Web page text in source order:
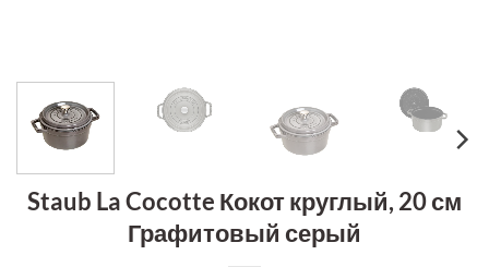
Staub La Cocotte Кокот круглый, 20 см
Графитовый серый